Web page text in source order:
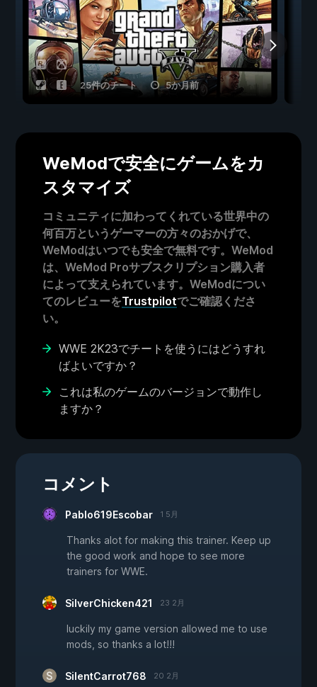
25件のチート 5か月前
WeModで安全にゲームをカ
スタマイズ
コミュニティに加わってくれている世界中の
何百万というゲーマーの方々のおかげで、
WeModはいつでも安全で無料です。WeMod
は、WeMod Proサブスクリプション購入者
によって支えられています。WeModについ
てのレビューをTrustpilotでご確認くださ
い。
WWE 2K23でチートを使うにはどうすれ
ばよいですか？
これは私のゲームのバージョンで動作し
ますか？
コメント
Pablo619Escobar 1 5月
Thanks alot for making this trainer. Keep up
the good work and hope to see more
trainers for WWE.
SilverChicken421 23 2月
luckily my game version allowed me to use
mods, so thanks a lot!!!
SilentCarrot768 20 2月